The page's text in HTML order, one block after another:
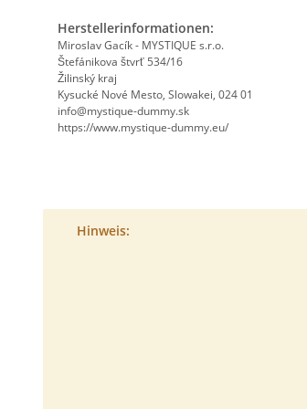
Herstellerinformationen:
Miroslav Gacík - MYSTIQUE s.r.o.
Štefánikova štvrť 534/16
Žilinský kraj
Kysucké Nové Mesto, Slowakei, 024 01
info@mystique-dummy.sk
https://www.mystique-dummy.eu/
Hinweis: